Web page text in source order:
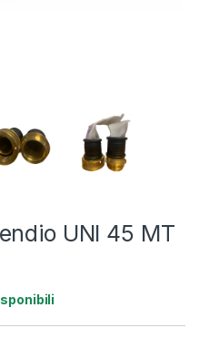
UNI 45 MT